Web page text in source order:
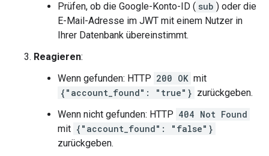
Prüfen, ob die Google-Konto-ID ( sub ) oder die
E-Mail-Adresse im JWT mit einem Nutzer in
Ihrer Datenbank übereinstimmt.
Reagieren:
Wenn gefunden: HTTP 200 OK mit
{"account_found": "true"} zurückgeben.
Wenn nicht gefunden: HTTP 404 Not Found
mit {"account_found": "false"}
zurückgeben.